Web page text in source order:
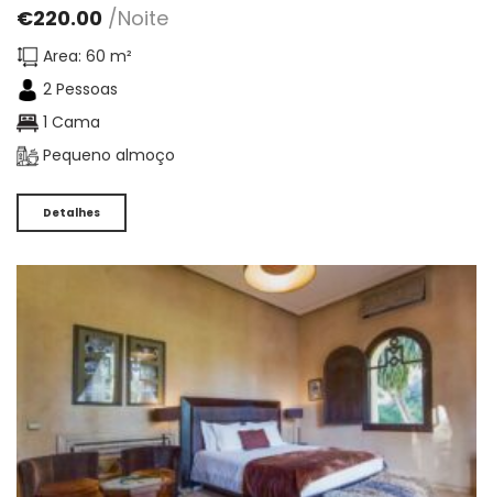
€220.00 /Noite
Area: 60 m²
2 Pessoas
1 Cama
Pequeno almoço
Detalhes